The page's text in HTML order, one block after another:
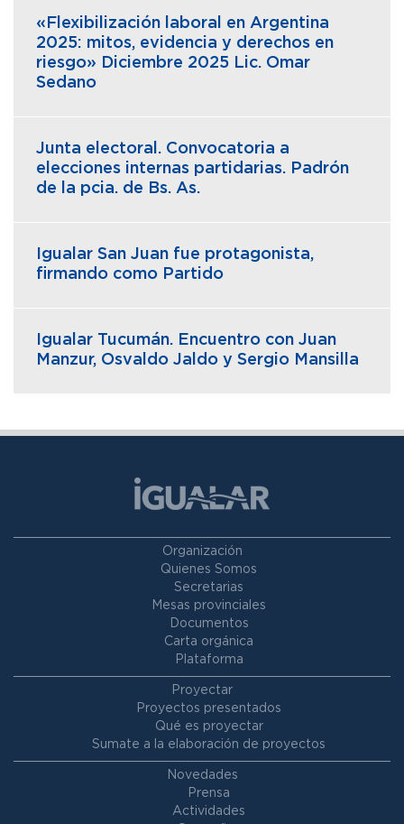
«Flexibilización laboral en Argentina
2025: mitos, evidencia y derechos en
riesgo» Diciembre 2025 Lic. Omar
Sedano
Junta electoral. Convocatoria a
elecciones internas partidarias. Padrón
de la pcia. de Bs. As.
Igualar San Juan fue protagonista,
firmando como Partido
Igualar Tucumán. Encuentro con Juan
Manzur, Osvaldo Jaldo y Sergio Mansilla
Organización
Quienes Somos
Secretarias
Mesas provinciales
Documentos
Carta orgánica
Plataforma
Proyectar
Proyectos presentados
Qué es proyectar
Sumate a la elaboración de proyectos
Novedades
Prensa
Actividades